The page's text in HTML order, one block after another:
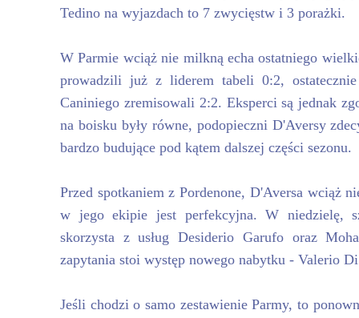
Tedino na wyjazdach to 7 zwycięstw i 3 porażki.
W Parmie wciąż nie milkną echa ostatniego
prowadzili już z liderem tabeli 0:2,
Caniniego zremisowali 2:2. Eksperci są jednak
na boisku były równe, podopieczni D'Aversy
bardzo budujące pod kątem dalszej części sezonu.
Przed spotkaniem z Pordenone, D'Aversa wciąż
w jego ekipie jest perfekcyjna. W niedzielę,
skorzysta z usług Desiderio Garufo oraz
zapytania stoi występ nowego nabytku - Valerio
Jeśli chodzi o samo zestawienie Parmy, to